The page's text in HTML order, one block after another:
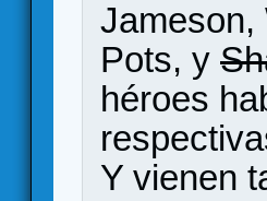
Jameson,
Pots, y
héroes
Y vienen